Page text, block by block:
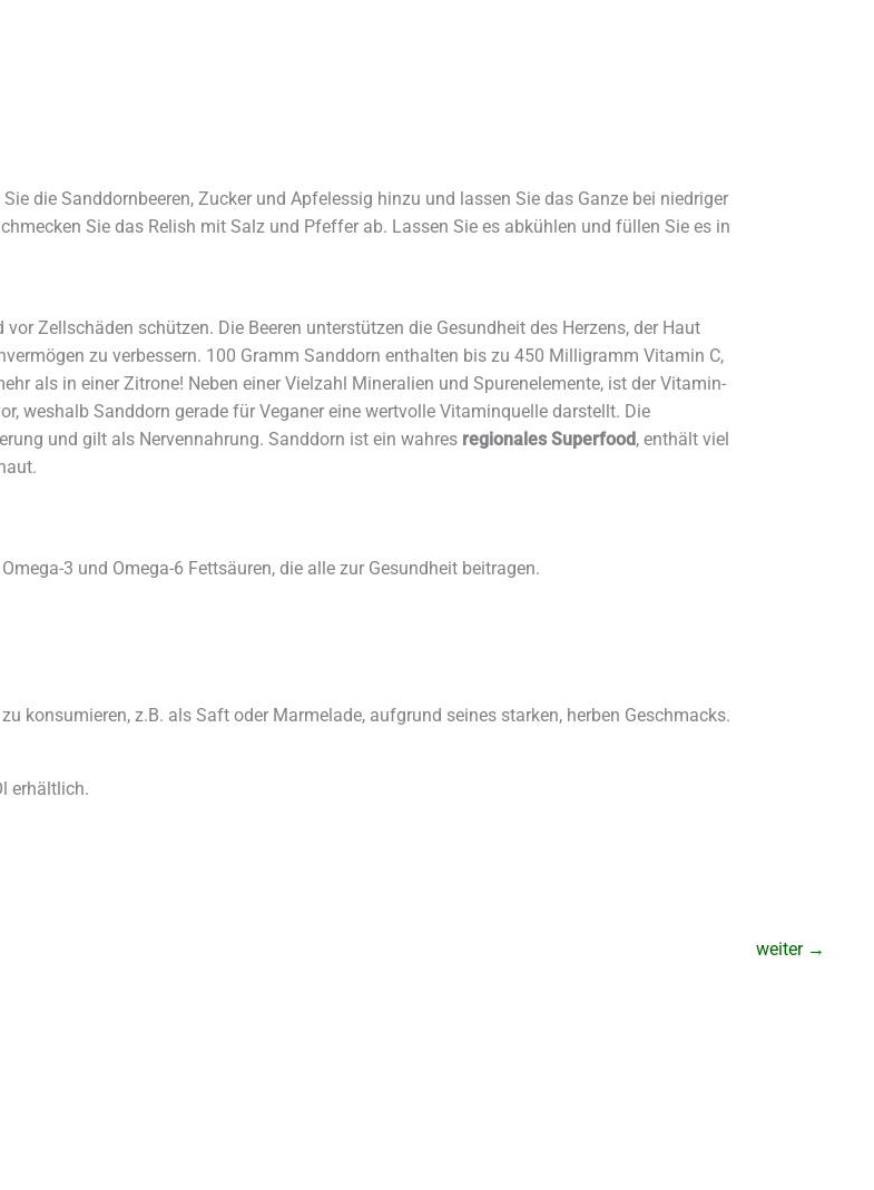
die Sanddornbeeren, Zucker und Apfelessig hinzu und lassen Sie das Ganze bei niedriger
Sie das Relish mit Salz und Pfeffer ab. Lassen Sie es abkühlen und füllen Sie es in
Zellschäden schützen. Die Beeren unterstützen die Gesundheit des Herzens, der Haut
zu verbessern. 100 Gramm Sanddorn enthalten bis zu 450 Milligramm Vitamin C,
als in einer Zitrone! Neben einer Vielzahl Mineralien und Spurenelemente, ist der Vitamin-
weshalb Sanddorn gerade für Veganer eine wertvolle Vitaminquelle darstellt. Die
und gilt als Nervennahrung. Sanddorn ist ein wahres regionales Superfood , enthält viel
3 und Omega-6 Fettsäuren, die alle zur Gesundheit beitragen.
konsumieren, z.B. als Saft oder Marmelade, aufgrund seines starken, herben Geschmacks.
erhältlich.
weiter →